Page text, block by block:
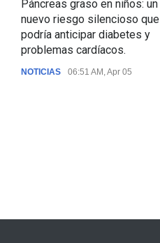
Páncreas graso en niños: un
nuevo riesgo silencioso que
podría anticipar diabetes y
problemas cardíacos.
NOTICIAS 06:51 AM, Apr 05